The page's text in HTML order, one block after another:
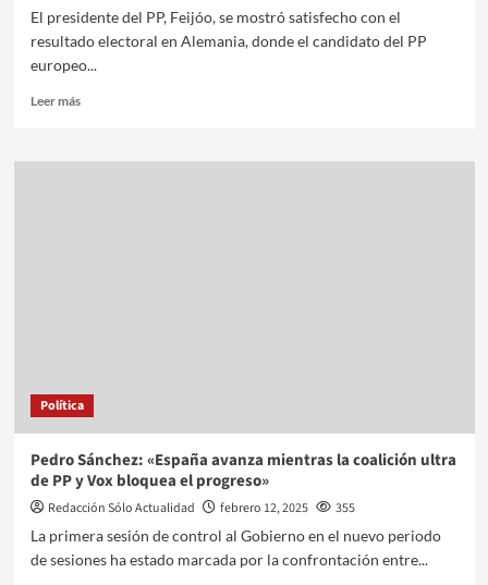
El presidente del PP, Feijóo, se mostró satisfecho con el
resultado electoral en Alemania, donde el candidato del PP
europeo...
Leer más
Política
Pedro Sánchez: «España avanza mientras la coalición ultra
de PP y Vox bloquea el progreso»
Redacción Sólo Actualidad febrero 12, 2025
355
La primera sesión de control al Gobierno en el nuevo periodo
de sesiones ha estado marcada por la confrontación entre...